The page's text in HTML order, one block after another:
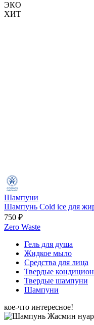
ЭКО
ХИТ
Шампуни
Шампунь Cold ice для
750 ₽
Zero Waste
Гель для душа
Жидкое мыло
Средства для лица
Твердые
Твердые шампуни
Шампуни
кое-что интересное!